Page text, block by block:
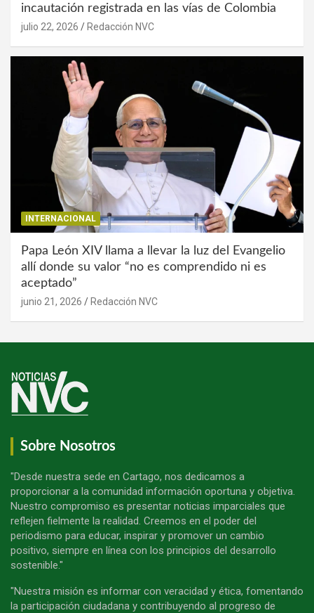
incautación registrada en las vías de Colombia
julio 22, 2026 Redacción NVC
INTERNACIONAL
Papa León XIV llama a llevar la luz del Evangelio
allí donde su valor “no es comprendido ni es
aceptado”
junio 21, 2026 Redacción NVC
Sobre Nosotros
"Desde nuestra sede en Cartago, nos dedicamos a
proporcionar a la comunidad información oportuna y objetiva.
Nuestro compromiso es presentar noticias imparciales que
reflejen fielmente la realidad. Creemos en el poder del
periodismo para educar, inspirar y promover un cambio
positivo, siempre en línea con los principios del desarrollo
sostenible."
"Nuestra misión es informar con veracidad y ética, fomentando
la participación ciudadana y contribuyendo al progreso de